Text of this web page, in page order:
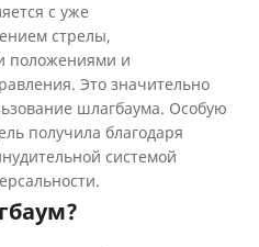
с уже
стрелы,
положениями и
Это значительно
шлагбаума. Особую
получила благодаря
системой